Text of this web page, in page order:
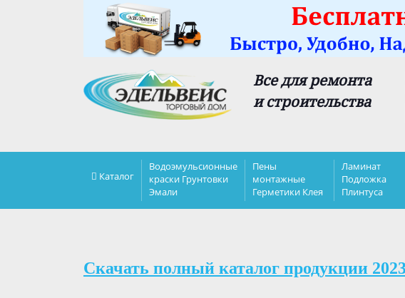
Все для ремонта
и строительства
Каталог
Водоэмульсионные
краски Грунтовки
Эмали
Пены
монтажные
Герметики Клея
Ламинат
Подложка
Плинтуса
Скачать полный каталог продукции